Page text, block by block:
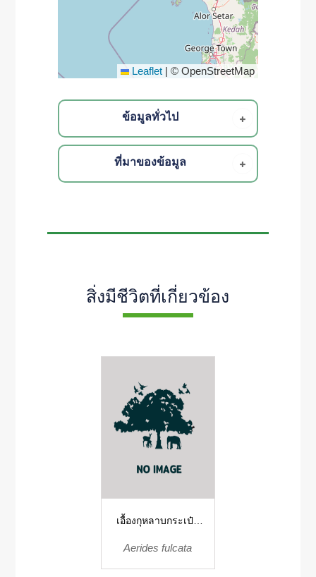
Leaflet © OpenStreetMap
ข้อมูลทั่วไป
ที่มาของข้อมูล
สิ่งมีชีวิตที่เกี่ยวข้อง
เอื้องกุหลาบกระเป๋า
Aerides fulcata